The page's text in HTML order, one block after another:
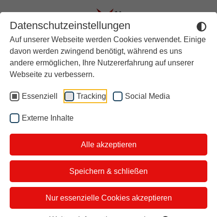
Datenschutzeinstellungen
Auf unserer Webseite werden Cookies verwendet. Einige
davon werden zwingend benötigt, während es uns
andere ermöglichen, Ihre Nutzererfahrung auf unserer
Webseite zu verbessern.
Essenziell Tracking Social Media
Externe Inhalte
Alle akzeptieren
Speichern & schließen
Nur essenzielle Cookies akzeptieren
Deutsche Leberhilfe e.V.
Hier finden Sie
Informationen und Hilfe!
Lebererkrankungen können jeden
treffen, unabhängig von Herkunft und
Lebensweise. Die Deutsche
Aktuell
Rückblick
Über stern TV
Der Moderator
i&u Studios